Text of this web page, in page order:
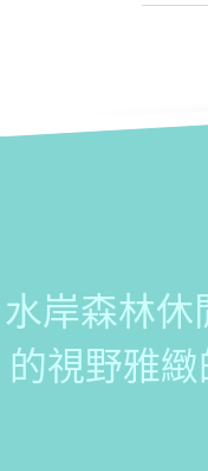
水岸森林休
的視野雅